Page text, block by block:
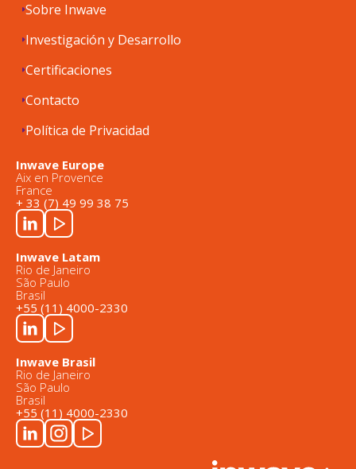
Sobre Inwave
Investigación y Desarrollo
Certificaciones
Contacto
Política de Privacidad
Inwave Europe
Aix en Provence
France
+ 33 (7) 49 99 38 75
Inwave Latam
Rio de Janeiro
São Paulo
Brasil
+55 (11) 4000-2330
Inwave Brasil
Rio de Janeiro
São Paulo
Brasil
+55 (11) 4000-2330